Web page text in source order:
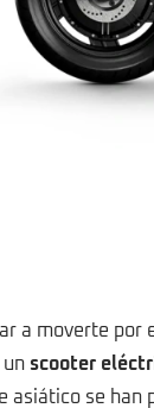
a moverte por
un scooter
asiático se han